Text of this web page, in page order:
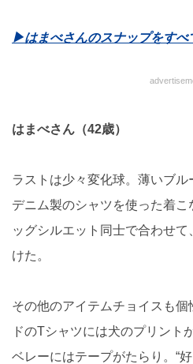
▶︎はまべさんのスナップをすべ
はまべさん（42歳）
ラストは少々変化球。薄いブル
デニム製のシャツを使った着
ッグシルエット同士で合わせ
けた。
その他のアイテムチョイスも
ドのTシャツには犬のプリント
ベレーにはテープがたらり。“